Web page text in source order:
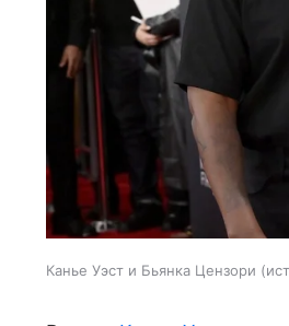
Канье Уэст и Бьянка Цензори